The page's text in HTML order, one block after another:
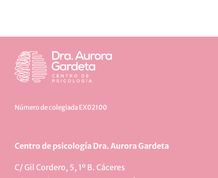
Número de colegiada EX02100
Centro de psicología Dra. Aurora Gardeta
C/ Gil Cordero, 5, 1º B. Cáceres